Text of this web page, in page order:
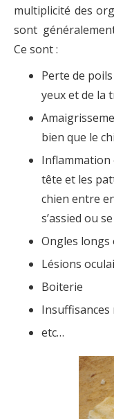
multiplicité des
sont
Ce sont :
Perte de
yeux et de la
bien que le
Inflammation
tête et les
chien entre
s’assied ou
Ongles longs
Lésions
Boiterie
etc…